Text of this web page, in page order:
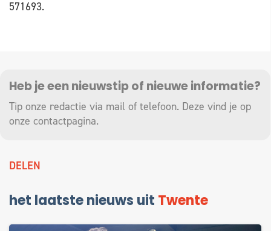
571693.
Heb je een nieuwstip of nieuwe informatie?
Tip onze redactie via mail of telefoon. Deze vind je op
onze contactpagina.
DELEN
het laatste nieuws uit Twente